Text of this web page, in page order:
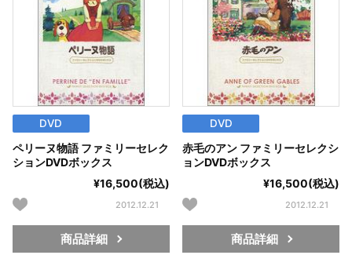
DVD
ペリーヌ物語 ファミリーセレク
ションDVDボックス
¥16,500(税込)
2012.12.21
商品詳細
DVD
赤毛のアン ファミリーセレクシ
ョンDVDボックス
¥16,500(税込)
2012.12.21
商品詳細